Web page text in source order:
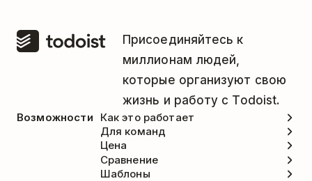
Присоединяйтесь к
миллионам людей,
которые организуют свою
жизнь и работу с Todoist.
Возможности
Как это работает
Для команд
Цена
Сравнение
Шаблоны